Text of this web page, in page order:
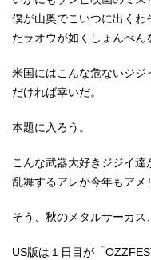
僕が山奥でこいつに出くわ
たラオウが如くしょんべん
米国にはこんな危ないジジ
だければ幸いだ。
本題に入ろう。
こんな武器大好きジジイ
乱舞するアレが今年もアメ
そう、秋のメタルサーカス、
US版は１日目が「